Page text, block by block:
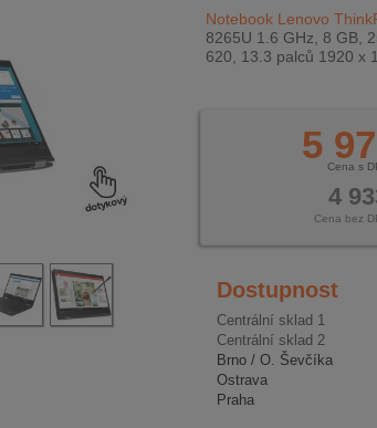
Notebook Lenovo
8265U 1.6 GHz, 8 GB,
620, 13.3 palců 1920 x
5
Cena s
4
Cena bez
Dostupnost
Centrální sklad 1
Centrální sklad 2
Brno / O. Ševčíka
Ostrava
Praha